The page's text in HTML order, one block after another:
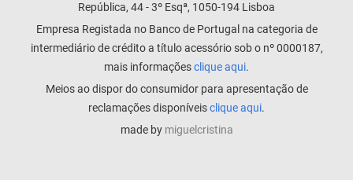
República, 44 - 3º Esqª, 1050-194 Lisboa
Empresa Registada no Banco de Portugal na categoria de
intermediário de crédito a título acessório sob o nº 0000187,
mais informaçõesclique aqui.
Meios ao dispor do consumidor para apresentação de
reclamações disponíveisclique aqui.
made by miguelcristina